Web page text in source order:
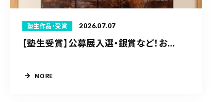
塾生作品・受賞 2026.07.07
【塾生受賞】公募展入選・銀賞など！お...
MORE